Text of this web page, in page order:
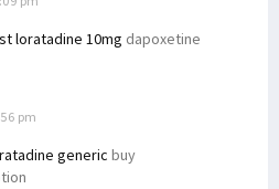
loratadine 10mg dapoxetine
pm
generic buy